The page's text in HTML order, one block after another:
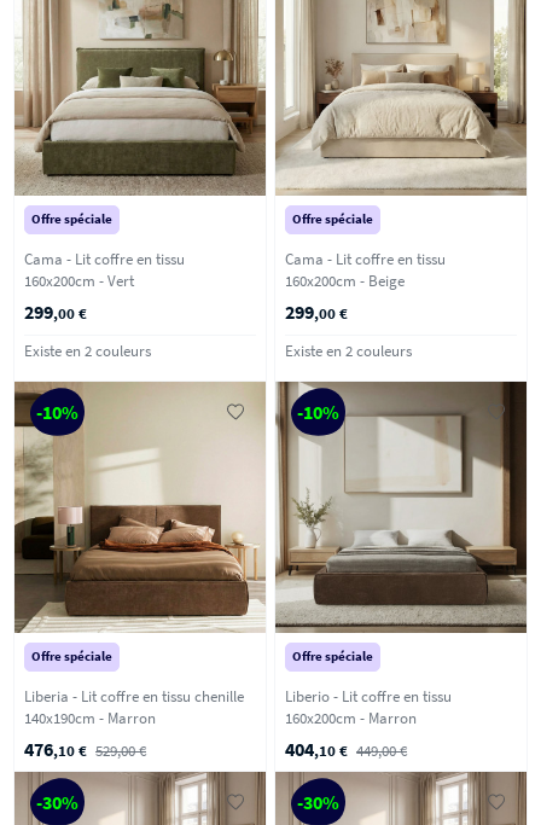
Offre spéciale
Cama - Lit coffre en tissu
160x200cm - Vert
299,00 €
Existe en 2 couleurs
Offre spéciale
Cama - Lit coffre en tissu
160x200cm - Beige
299,00 €
Existe en 2 couleurs
-10%
Offre spéciale
Liberia - Lit coffre en tissu chenille
140x190cm - Marron
476,10 € 529,00 €
-10%
Offre spéciale
Liberio - Lit coffre en tissu
160x200cm - Marron
404,10 € 449,00 €
-30% -30%